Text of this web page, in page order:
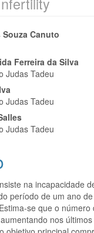
Souza Canuto
Ferreira da Silva
Judas Tadeu
Judas Tadeu
Judas Tadeu
na incapacidade
período de um ano
se que o
nos